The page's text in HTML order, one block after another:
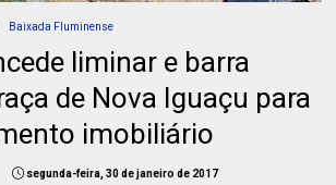
Baixada Fluminense
liminar e barra
de Nova Iguaçu para
imobiliário
segunda-feira, 30 de janeiro de 2017